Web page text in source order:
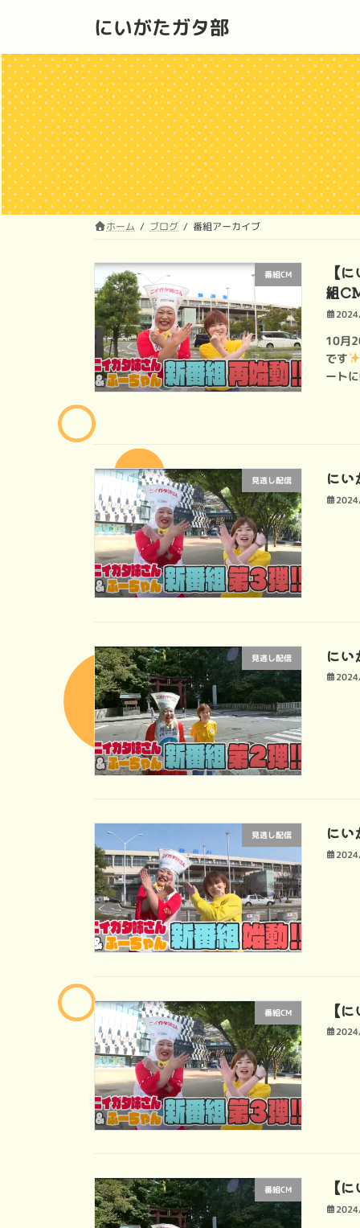
ン
ツ
へ
ス
キ
ッ
プ
ー
シ
ョ
ン
に
移
動
にいがたガタ部
ホーム ブログ 番組アーカイブ
番組CM
【
組
10月
です
ート
見逃し配信 に
見逃し配信 に
見逃し配信 に
番組CM 【
番組CM 【